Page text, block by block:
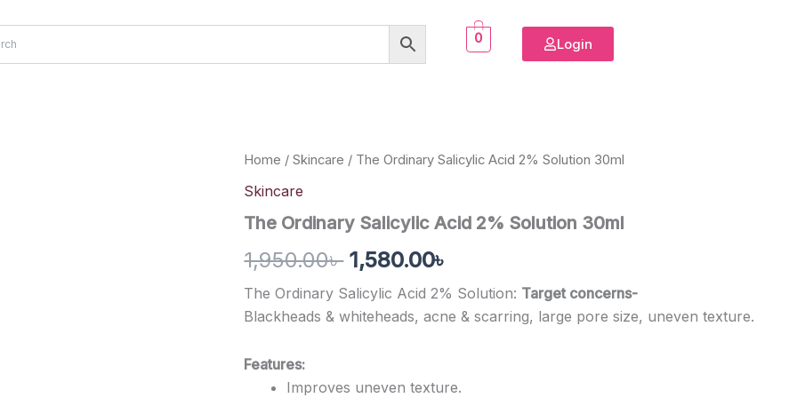
0 Login
Home /Skincare / The Ordinary Salicylic Acid 2% Solution 30ml
Skincare
The Ordinary Salicylic Acid 2% Solution 30ml
1,950.00৳
Original
was:
1,950.00৳ .
1,580.00৳
Current
is:
The Ordinary Salicylic Acid 2% Solution: Target concerns-
Blackheads & whiteheads, acne & scarring, large pore size, uneven texture.
Features:
Improves uneven texture.
The
Salicylic
2%
30ml